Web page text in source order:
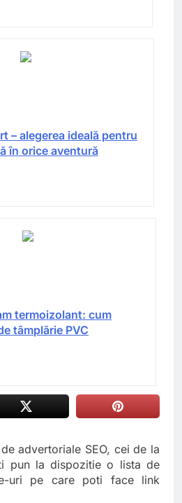
– alegerea ideală pentru
în orice aventură
termoizolant: cum
tâmplărie PVC
advertoriale SEO, cei de la
pun la dispozitie o lista de
uri pe care poti face link